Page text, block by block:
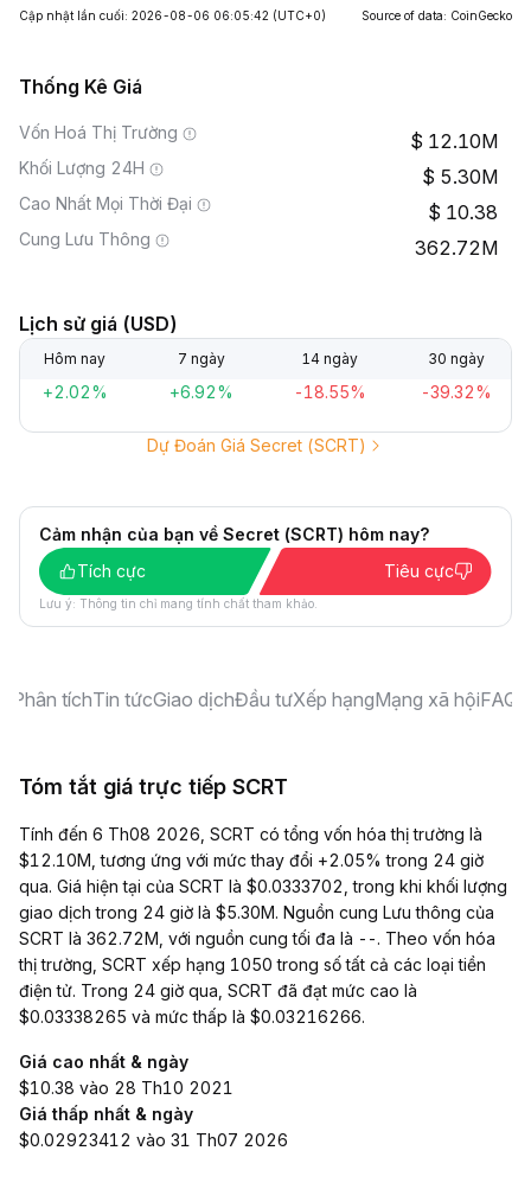
Cập nhật lần cuối: 2026-08-06 06:05:42 (UTC+0) Source of data: CoinGecko
Thống Kê Giá
Vốn Hoá Thị Trường 12.10M
Khối Lượng 24H 5.30M
Cao Nhất Mọi Thời Đại 10.38
Cung Lưu Thông 362.72M
Lịch sử giá (USD)
Hôm nay 7 ngày 14 ngày 30 ngày
+2.02% +6.92% -18.55% -39.32%
Dự Đoán Giá Secret (SCRT)
Cảm nhận của bạn về Secret (SCRT) hôm nay?
Tích cực
Tiêu cực
Lưu ý: Thông tin chỉ mang tính chất tham khảo.
Phân tíchTin tứcGiao dịchĐầu tưXếp hạngMạng xã hộiFAQ
Tóm tắt giá trực tiếp SCRT
Tính đến 6 Th08 2026, SCRT có tổng vốn hóa thị trường là
$12.10M, tương ứng với mức thay đổi +2.05% trong 24 giờ
qua. Giá hiện tại của SCRT là $0.0333702, trong khi khối lượng
giao dịch trong 24 giờ là $5.30M. Nguồn cung Lưu thông của
SCRT là 362.72M, với nguồn cung tối đa là --. Theo vốn hóa
thị trường, SCRT xếp hạng 1050 trong số tất cả các loại tiền
điện tử. Trong 24 giờ qua, SCRT đã đạt mức cao là
$0.03338265 và mức thấp là $0.03216266.
Giá cao nhất & ngày
$10.38 vào 28 Th10 2021
Giá thấp nhất & ngày
$0.02923412 vào 31 Th07 2026